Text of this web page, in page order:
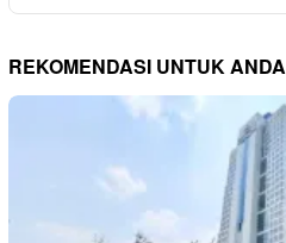
REKOMENDASI UNTUK ANDA